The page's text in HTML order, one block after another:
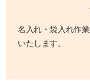
名入れ・袋入れ作
いたします。